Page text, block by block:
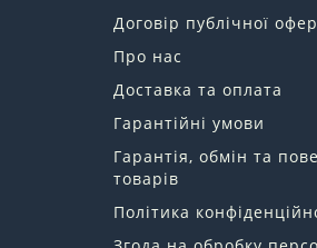
Договір публічної
Про нас
Доставка та оплата
Гарантійні умови
Гарантія, обмін та
товарів
Політика